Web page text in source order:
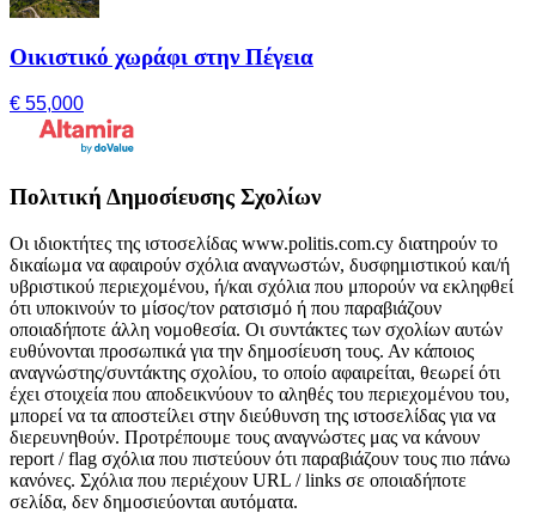
Οικιστικό χωράφι στην Πέγεια
€ 55,000
Πολιτική Δημοσίευσης Σχολίων
Οι ιδιοκτήτες της ιστοσελίδας www.politis.com.cy διατηρούν το
δικαίωμα να αφαιρούν σχόλια αναγνωστών, δυσφημιστικού και/ή
υβριστικού περιεχομένου, ή/και σχόλια που μπορούν να εκληφθεί
ότι υποκινούν το μίσος/τον ρατσισμό ή που παραβιάζουν
οποιαδήποτε άλλη νομοθεσία. Οι συντάκτες των σχολίων αυτών
ευθύνονται προσωπικά για την δημοσίευση τους. Αν κάποιος
αναγνώστης/συντάκτης σχολίου, το οποίο αφαιρείται, θεωρεί ότι
έχει στοιχεία που αποδεικνύουν το αληθές του περιεχομένου του,
μπορεί να τα αποστείλει στην διεύθυνση της ιστοσελίδας για να
διερευνηθούν. Προτρέπουμε τους αναγνώστες μας να κάνουν
report / flag σχόλια που πιστεύουν ότι παραβιάζουν τους πιο πάνω
κανόνες. Σχόλια που περιέχουν URL / links σε οποιαδήποτε
σελίδα, δεν δημοσιεύονται αυτόματα.